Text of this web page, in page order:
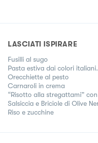
LASCIATI ISPIRARE
Fusilli al sugo
Pasta estiva dai colori italiani.
Orecchiette al pesto
Carnaroli in crema
“Risotto alla stregattami”
Salsiccia e Briciole di Olive
Riso e zucchine